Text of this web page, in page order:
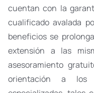
cuentan con la
cualificado avalada
beneficios se
extensión a las
asesoramiento
orientación a los